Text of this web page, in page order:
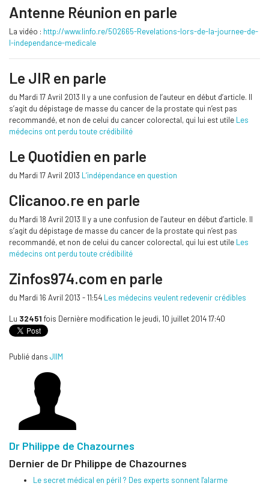
Antenne Réunion en parle
La vidéo : http://www.linfo.re/502665-Revelations-lors-de-la-journee-de-
l-independance-medicale
Le JIR en parle
du Mardi 17 Avril 2013 Il y a une confusion de l’auteur en début d’article. Il
s’agit du dépistage de masse du cancer de la prostate qui n’est pas
recommandé, et non de celui du cancer colorectal, qui lui est utile Les
médecins ont perdu toute crédibilité
Le Quotidien en parle
du Mardi 17 Avril 2013 L’indépendance en question
Clicanoo.re en parle
du Mardi 18 Avril 2013 Il y a une confusion de l’auteur en début d’article. Il
s’agit du dépistage de masse du cancer de la prostate qui n’est pas
recommandé, et non de celui du cancer colorectal, qui lui est utile Les
médecins ont perdu toute crédibilité
Zinfos974.com en parle
du Mardi 16 Avril 2013 - 11:54 Les médecins veulent redevenir crédibles
Lu 32451 fois Dernière modification le jeudi, 10 juillet 2014 17:40
Publié dans JIIM
Dr Philippe de Chazournes
Dernier de Dr Philippe de Chazournes
Le secret médical en péril ? Des experts sonnent l'alarme